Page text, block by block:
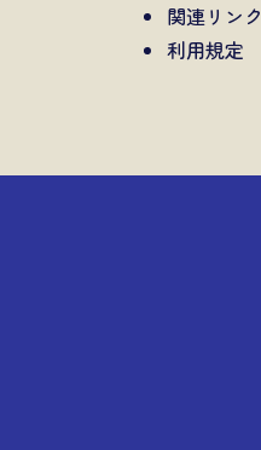
関連リンク
利用規定